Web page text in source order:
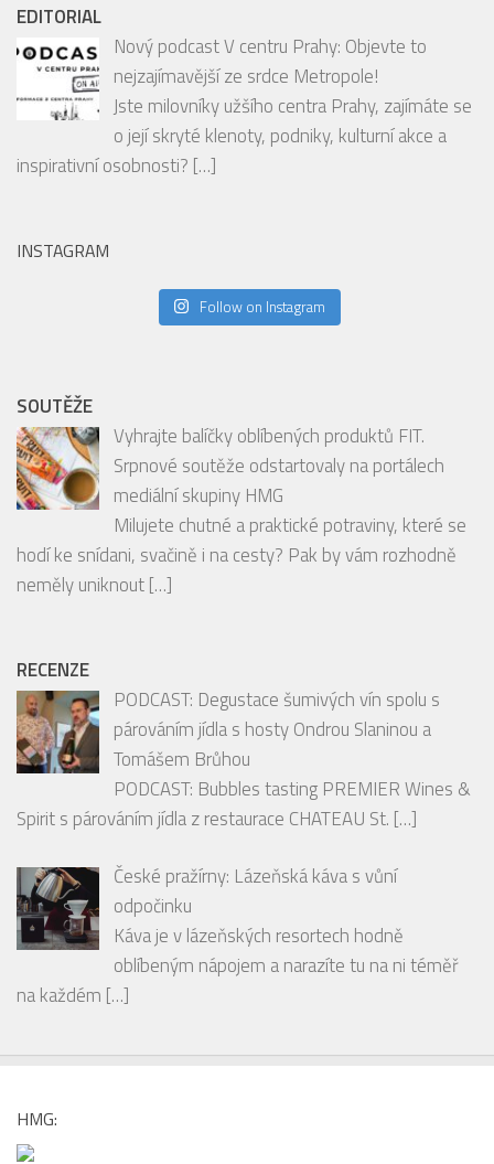
EDITORIAL
Nový podcast V centru Prahy: Objevte to
nejzajímavější ze srdce Metropole!
Jste milovníky užšího centra Prahy, zajímáte se
o její skryté klenoty, podniky, kulturní akce a
inspirativní osobnosti? […]
INSTAGRAM
Follow on Instagram
SOUTĚŽE
Vyhrajte balíčky oblíbených produktů FIT.
Srpnové soutěže odstartovaly na portálech
mediální skupiny HMG
Milujete chutné a praktické potraviny, které se
hodí ke snídani, svačině i na cesty? Pak by vám rozhodně
neměly uniknout[…]
RECENZE
PODCAST: Degustace šumivých vín spolu s
párováním jídla s hosty Ondrou Slaninou a
Tomášem Brůhou
PODCAST: Bubbles tasting PREMIER Wines &
Spirit s párováním jídla z restaurace CHATEAU St. […]
České pražírny: Lázeňská káva s vůní
odpočinku
Káva je v lázeňských resortech hodně
oblíbeným nápojem a narazíte tu na ni téměř
na každém […]
HMG: